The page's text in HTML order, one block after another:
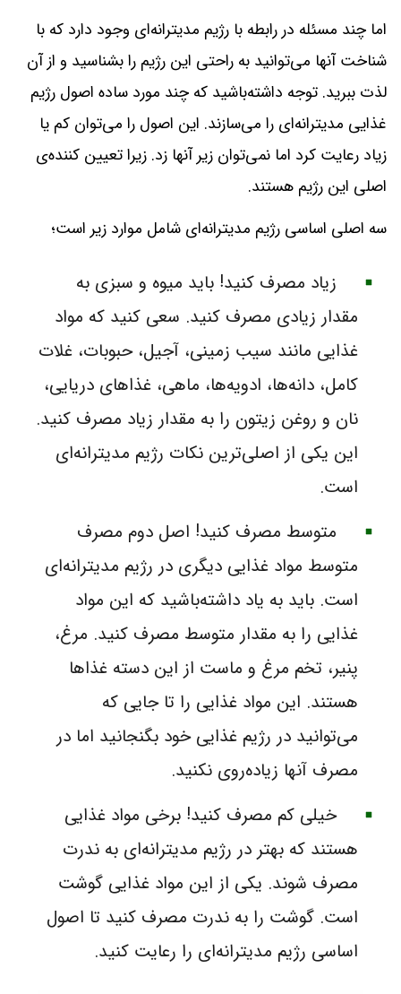
اما چند مسئله در رابطه با رژیم مدیترانه‌ای وجود دارد که با
شناخت آنها می‌توانید به راحتی این رژیم را بشناسید و از آن
لذت ببرید. توجه داشته‌باشید که چند مورد ساده اصول رژیم
غذایی مدیترانه‌ای را می‌سازند. این اصول را می‌توان کم یا
زیاد رعایت کرد اما نمی‌توان زیر آنها زد. زیرا تعیین کننده‌ی
اصلی این رژیم هستند.
سه اصلی اساسی رژیم مدیترانه‌ای شامل موارد زیر است؛
زیاد مصرف کنید! باید میوه و سبزی به
مقدار زیادی مصرف کنید. سعی کنید که مواد
غذایی مانند سیب زمینی، آجیل، حبوبات، غلات
کامل، دانه‌ها، ادویه‌‌ها، ماهی، غذاهای دریایی،
نان و روغن زیتون را به مقدار زیاد مصرف کنید.
این یکی از اصلی‌ترین نکات رژیم مدیترانه‌ای
است.
متوسط مصرف کنید!‌ اصل دوم مصرف
متوسط مواد غذایی دیگری در رژیم مدیترانه‌ای
است. باید به یاد داشته‌باشید که این مواد
غذایی را به مقدار متوسط مصرف کنید. مرغ،
پنیر، تخم مرغ و ماست از این دسته غذاها
هستند. این مواد غذایی را تا جایی که
می‌توانید در رژیم غذایی خود بگنجانید اما در
مصرف آنها زیاده‌روی نکنید.
خیلی کم مصرف کنید! برخی مواد غذایی
هستند که بهتر در رژیم مدیترانه‌ای به ندرت
مصرف شوند. یکی از این مواد غذایی گوشت
است. گوشت را به ندرت مصرف کنید تا اصول
اساسی رژیم مدیترانه‌ای را رعایت کنید.